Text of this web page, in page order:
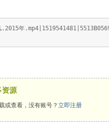
年
资源
或查看，没有账号？立即注册